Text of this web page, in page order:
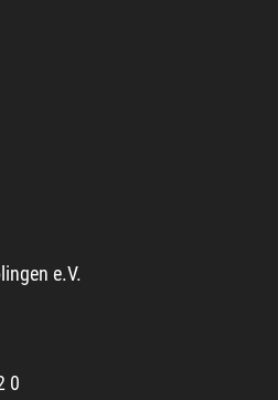
e.V.
0